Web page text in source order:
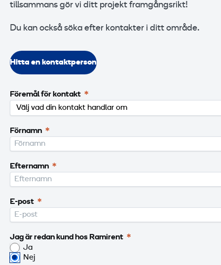
tillsammans gör vi ditt projekt framgångsrikt!
Du kan också söka efter kontakter i ditt område.
Hitta en kontaktperson
Föremål för kontakt
Förnamn
Efternamn
E-post
Jag är redan kund hos Ramirent
Ja
Nej